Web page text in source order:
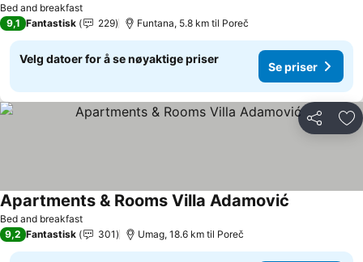
Bed and breakfast
9,1 Fantastisk 229 Funtana, 5.8 km til Poreč
Velg datoer for å se nøyaktige priser
Se priser
Del
Bed and breakfast
Apartments & Rooms Villa Adamović
9,2 Fantastisk 301 Umag, 18.6 km til Poreč